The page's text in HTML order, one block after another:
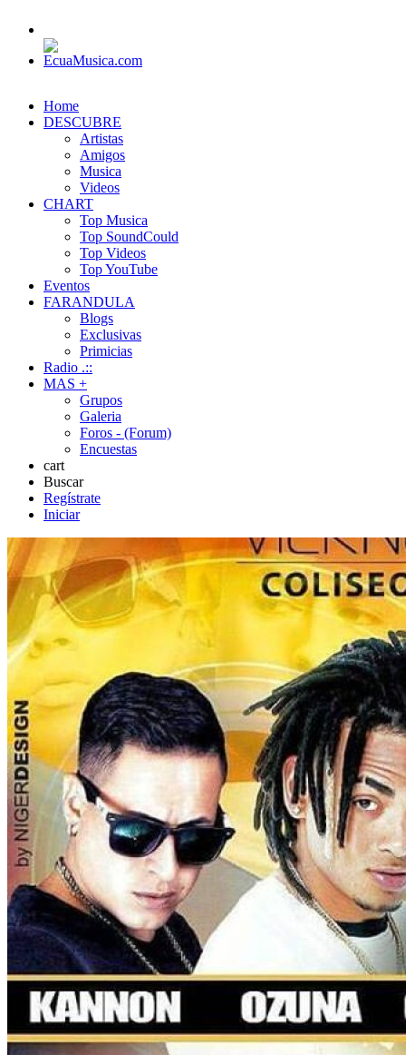
Home
DESCUBRE
Artistas
Amigos
Musica
Videos
CHART
Top Musica
Top SoundCould
Top Videos
Top YouTube
Eventos
FARANDULA
Blogs
Exclusivas
Primicias
Radio .::
MAS +
Grupos
Galeria
Foros - (Forum)
Encuestas
cart
Buscar
Regístrate
Iniciar